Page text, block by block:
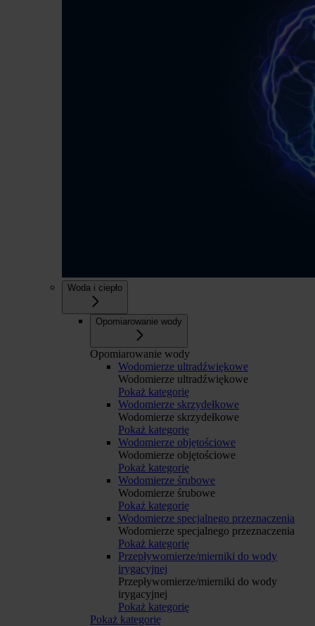
Woda i ciepło
Opomiarowanie wody
Opomiarowanie wody
Wodomierze ultradźwiękowe
Wodomierze ultradźwiękowe
Pokaż kategorię
Wodomierze skrzydełkowe
Wodomierze skrzydełkowe
Pokaż kategorię
Wodomierze objętościowe
Wodomierze objętościowe
Pokaż kategorię
Wodomierze śrubowe
Wodomierze śrubowe
Pokaż kategorię
Wodomierze specjalnego przeznaczenia
Wodomierze specjalnego przeznaczenia
Pokaż kategorię
Przepływomierze/mierniki do wody
irygacyjnej
Przepływomierze/mierniki do wody
irygacyjnej
Pokaż kategorię
Pokaż kategorię